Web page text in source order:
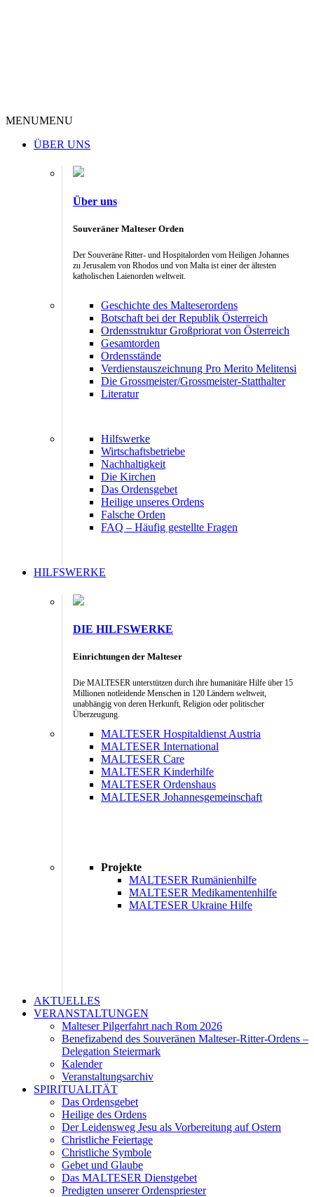
MENUMENU
ÜBER UNS
Über uns
Souveräner Malteser Orden
Der Souveräne Ritter- und Hospitalorden vom Heiligen Johannes
zu Jerusalem von Rhodos und von Malta ist einer der ältesten
katholischen Laienorden weltweit.
Geschichte des Malteserordens
Botschaft bei der Republik Österreich
Ordensstruktur Großpriorat von Österreich
Gesamtorden
Ordensstände
Verdienstauszeichnung Pro Merito Melitensi
Die Grossmeister/Grossmeister-Statthalter
Literatur
Hilfswerke
Wirtschaftsbetriebe
Nachhaltigkeit
Die Kirchen
Das Ordensgebet
Heilige unseres Ordens
Falsche Orden
FAQ – Häufig gestellte Fragen
HILFSWERKE
DIE HILFSWERKE
Einrichtungen der Malteser
Die MALTESER unterstützen durch ihre humanitäre Hilfe über 15
Millionen notleidende Menschen in 120 Ländern weltweit,
unabhängig von deren Herkunft, Religion oder politischer
Überzeugung.
MALTESER Hospitaldienst Austria
MALTESER International
MALTESER Care
MALTESER Kinderhilfe
MALTESER Ordenshaus
MALTESER Johannesgemeinschaft
Projekte
MALTESER Rumänienhilfe
MALTESER Medikamentenhilfe
MALTESER Ukraine Hilfe
AKTUELLES
VERANSTALTUNGEN
Malteser Pilgerfahrt nach Rom 2026
Benefizabend des Souveränen Malteser-Ritter-Ordens –
Delegation Steiermark
Kalender
Veranstaltungsarchiv
SPIRITUALITÄT
Das Ordensgebet
Heilige des Ordens
Der Leidensweg Jesu als Vorbereitung auf Ostern
Christliche Feiertage
Christliche Symbole
Gebet und Glaube
Das MALTESER Dienstgebet
Predigten unserer Ordenspriester